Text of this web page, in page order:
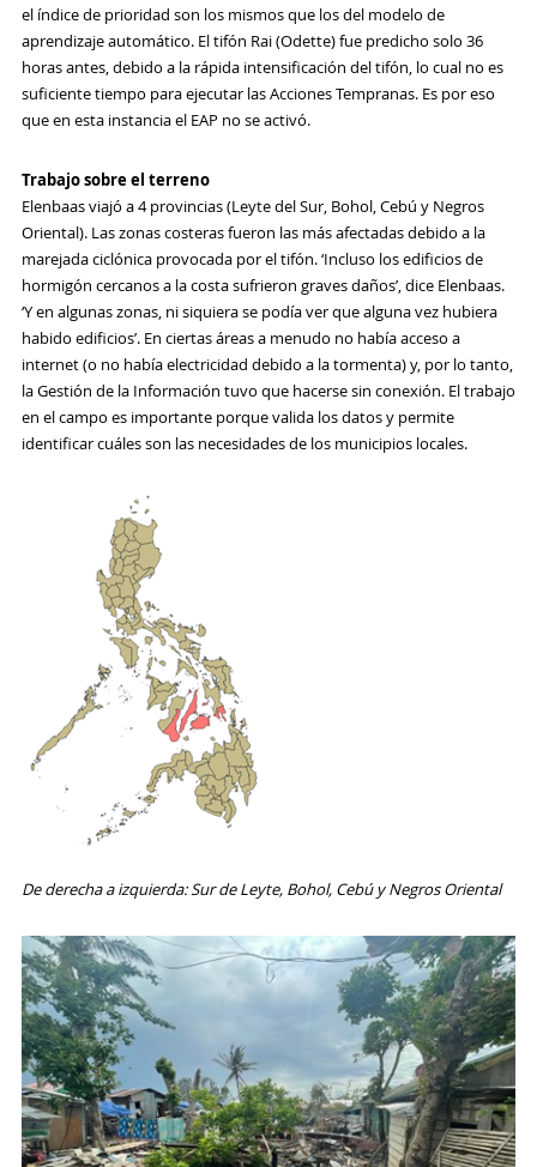
el índice de prioridad son los mismos que los del modelo de
aprendizaje automático. El tifón Rai (Odette) fue predicho solo 36
horas antes, debido a la rápida intensificación del tifón, lo cual no es
suficiente tiempo para ejecutar las Acciones Tempranas. Es por eso
que en esta instancia el EAP no se activó.
Trabajo sobre el terreno
Elenbaas viajó a 4 provincias (Leyte del Sur, Bohol, Cebú y Negros
Oriental). Las zonas costeras fueron las más afectadas debido a la
marejada ciclónica provocada por el tifón. ‘Incluso los edificios de
hormigón cercanos a la costa sufrieron graves daños’, dice Elenbaas.
‘Y en algunas zonas, ni siquiera se podía ver que alguna vez hubiera
habido edificios’. En ciertas áreas a menudo no había acceso a
internet (o no había electricidad debido a la tormenta) y, por lo tanto,
la Gestión de la Información tuvo que hacerse sin conexión. El trabajo
en el campo es importante porque valida los datos y permite
identificar cuáles son las necesidades de los municipios locales.
De derecha a izquierda: Sur de Leyte, Bohol, Cebú y Negros Oriental